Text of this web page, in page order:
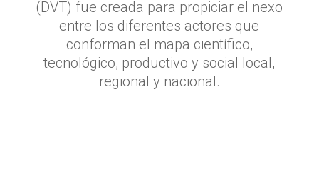
(DVT) fue creada para propiciar el nexo
entre los diferentes actores que
conforman el mapa científico,
tecnológico, productivo y social local,
regional y nacional.